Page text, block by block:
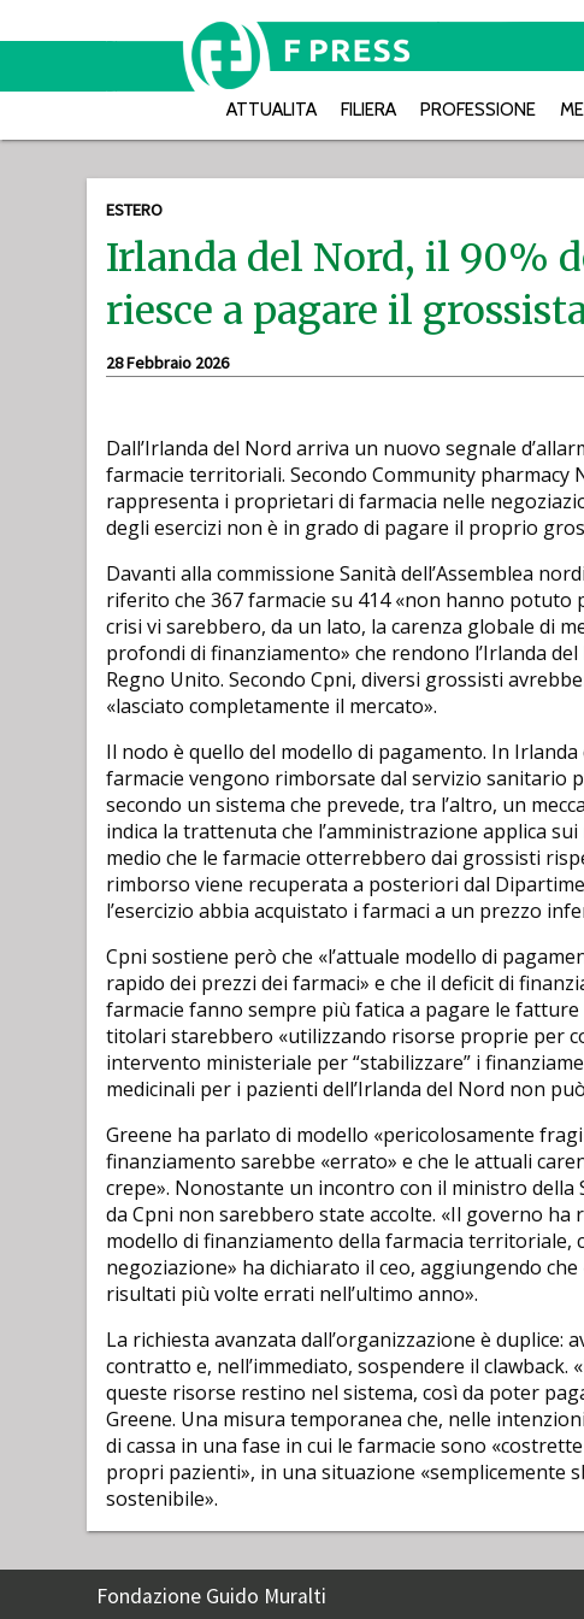
ATTUALITA FILIERA PROFESSIONE
ESTERO
Irlanda del Nord, il 90%
riesce a pagare il
28 Febbraio 2026
Dall’Irlanda del Nord arriva un nuovo segnale
farmacie territoriali. Secondo Community pharmacy
rappresenta i proprietari di farmacia nelle
degli esercizi non è in grado di pagare il proprio
Davanti alla commissione Sanità dell’Assemblea
riferito che 367 farmacie su 414 «non hanno potuto
crisi vi sarebbero, da un lato, la carenza globale di
profondi di finanziamento» che rendono l’Irlanda
Regno Unito. Secondo Cpni, diversi grossisti
«lasciato completamente il mercato».
Il nodo è quello del modello di pagamento. In
farmacie vengono rimborsate dal servizio sanitario
secondo un sistema che prevede, tra l’altro, un
indica la trattenuta che l’amministrazione applica
medio che le farmacie otterrebbero dai grossisti
rimborso viene recuperata a posteriori dal
l’esercizio abbia acquistato i farmaci a un prezzo
Cpni sostiene però che «l’attuale modello di
rapido dei prezzi dei farmaci» e che il deficit di
farmacie fanno sempre più fatica a pagare le
titolari starebbero «utilizzando risorse proprie per
intervento ministeriale per “stabilizzare” i
medicinali per i pazienti dell’Irlanda del Nord non
Greene ha parlato di modello «pericolosamente
finanziamento sarebbe «errato» e che le attuali
crepe». Nonostante un incontro con il ministro della
da Cpni non sarebbero state accolte. «Il governo
modello di finanziamento della farmacia territoriale,
negoziazione» ha dichiarato il ceo, aggiungendo
risultati più volte errati nell’ultimo anno».
La richiesta avanzata dall’organizzazione è
contratto e, nell’immediato, sospendere il clawback.
queste risorse restino nel sistema, così da poter
Greene. Una misura temporanea che, nelle
di cassa in una fase in cui le farmacie sono
propri pazienti», in una situazione «semplicemente
sostenibile».
Fondazione Guido Muralti